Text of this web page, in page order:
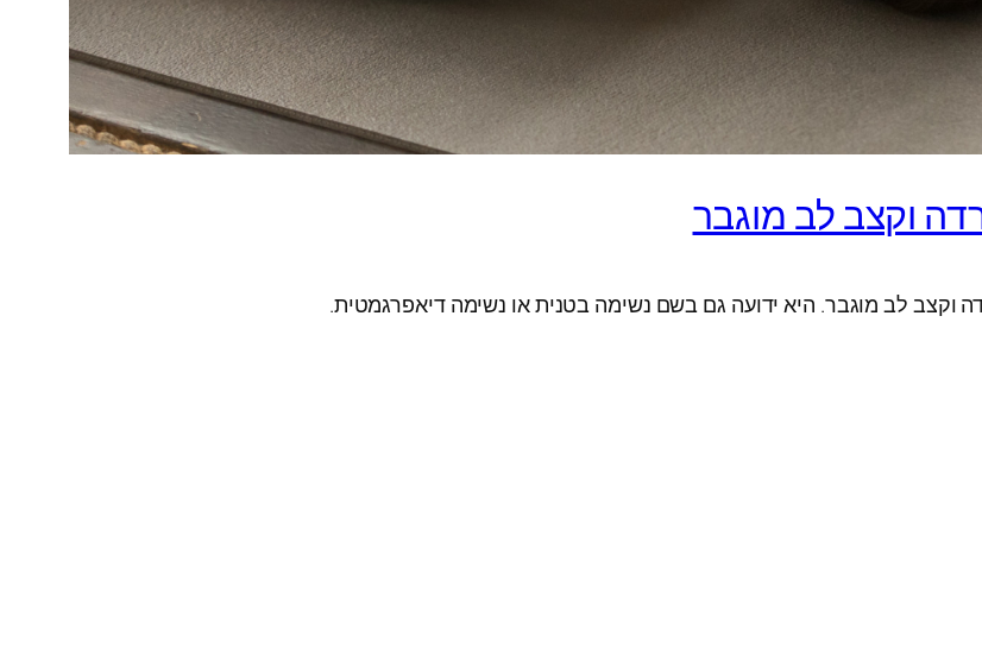
וקצב לב מוגבר
לב מוגבר. היא ידועה גם בשם נשימה בטנית או נשימה דיאפרגמטית.